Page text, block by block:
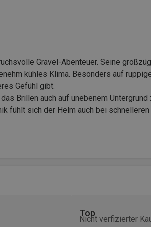
Gravel-Abenteuer. Seine
kühles Klima. Besonders auf
Gefühl gibt.
Brillen auch auf unebenem
fühlt sich der Helm auch bei
Nicht verfizierter
Top